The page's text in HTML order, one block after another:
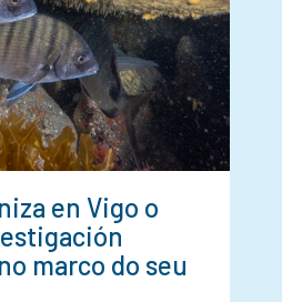
en Vigo o
marco do seu